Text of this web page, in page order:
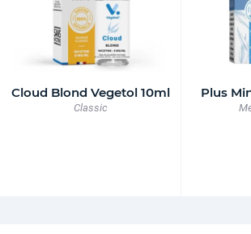
Cloud Blond Vegetol 10ml
Classic
Plus